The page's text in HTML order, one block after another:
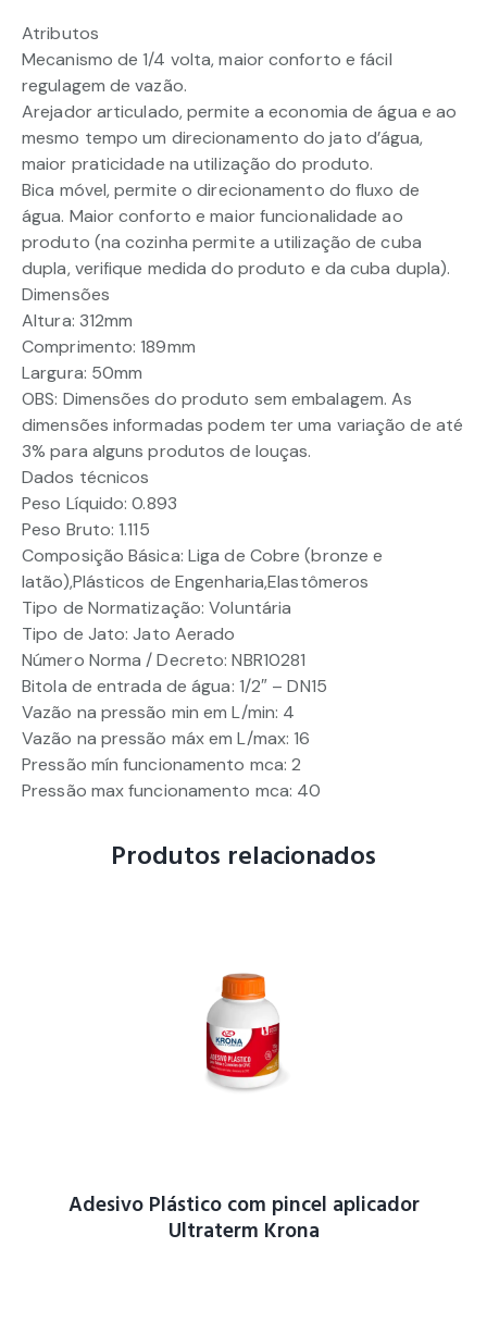
Atributos
Mecanismo de 1/4 volta, maior conforto e fácil
regulagem de vazão.
Arejador articulado, permite a economia de água e ao
mesmo tempo um direcionamento do jato d’água,
maior praticidade na utilização do produto.
Bica móvel, permite o direcionamento do fluxo de
água. Maior conforto e maior funcionalidade ao
produto (na cozinha permite a utilização de cuba
dupla, verifique medida do produto e da cuba dupla).
Dimensões
Altura: 312mm
Comprimento: 189mm
Largura: 50mm
OBS: Dimensões do produto sem embalagem. As
dimensões informadas podem ter uma variação de até
3% para alguns produtos de louças.
Dados técnicos
Peso Líquido: 0.893
Peso Bruto: 1.115
Composição Básica: Liga de Cobre (bronze e
latão),Plásticos de Engenharia,Elastômeros
Tipo de Normatização: Voluntária
Tipo de Jato: Jato Aerado
Número Norma / Decreto: NBR10281
Bitola de entrada de água: 1/2″ – DN15
Vazão na pressão min em L/min: 4
Vazão na pressão máx em L/max: 16
Pressão mín funcionamento mca: 2
Pressão max funcionamento mca: 40
Produtos relacionados
Adesivo Plástico com pincel aplicador
Ultraterm Krona